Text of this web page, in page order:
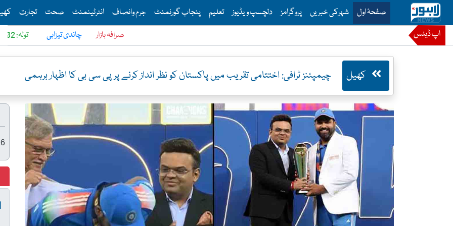
صفحۂ اولThis is the main menu for Lahore News
شہرکی خبریں پروگرامز دلچسپ ویڈیوز تعلیم پنجاب گورنمنٹ جرم وانصاف انٹرٹینمنٹ صحت تجارت
اپ ڈیٹس تولہ: 6902 دس چاندی تیزابی صرافہ بازار
کھیل چیمپئنز ٹرافی: اختتامی تقریب میں پاکستان کو نظر انداز کرنے پر پی سی بی کا اظہار برہمی